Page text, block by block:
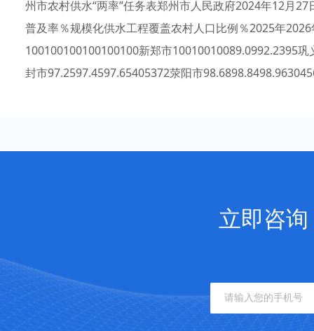
州市农村供水“两率”任务表郑州市人民政府2024年12月
普及率％规模化供水工程覆盖农村人口比例％2025年
100100100100100100新郑市10010010089.0992.2395
封市97.2597.4597.65405372荥阳市
立即咨